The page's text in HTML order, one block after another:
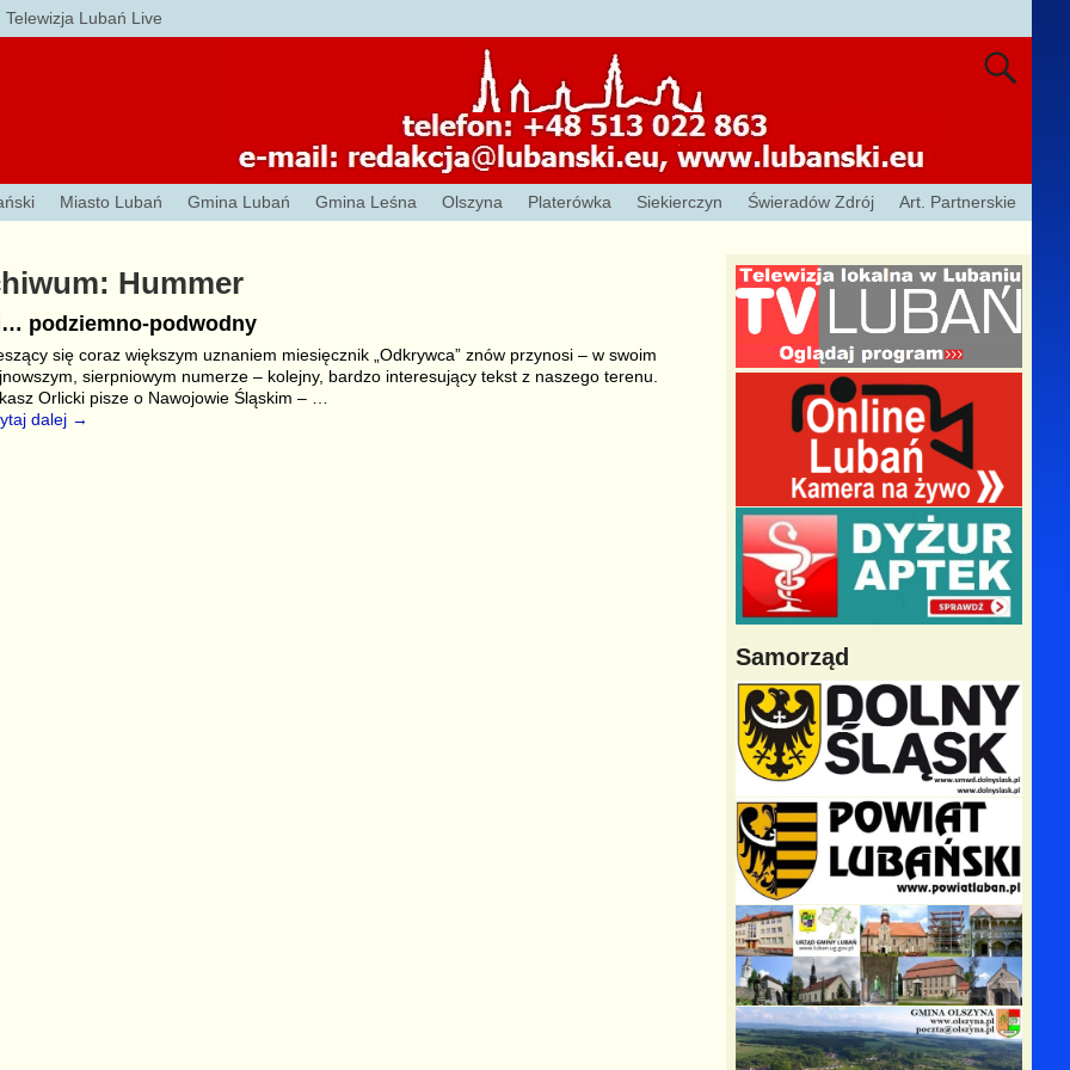
Telewizja Lubań Live
Miasto Lubań Gmina Lubań Gmina Leśna Olszyna Platerówka Siekierczyn Świeradów Zdrój
Art. Partnerskie
Hummer
podziemno-podwodny
się coraz większym uznaniem miesięcznik „Odkrywca” znów przynosi – w swoim
sierpniowym numerze – kolejny, bardzo interesujący tekst z naszego terenu.
Orlicki pisze o Nawojowie Śląskim –
dalej →
Samorząd